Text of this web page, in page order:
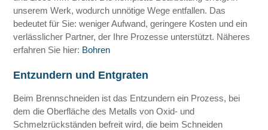
unserem Werk, wodurch unnötige Wege entfallen. Das
bedeutet für Sie: weniger Aufwand, geringere Kosten und ein
verlässlicher Partner, der Ihre Prozesse unterstützt. Näheres
erfahren Sie hier: Bohren
Entzundern und Entgraten
Beim Brennschneiden ist das Entzundern ein Prozess, bei
dem die Oberfläche des Metalls von Oxid- und
Schmelzrückständen befreit wird, die beim Schneiden